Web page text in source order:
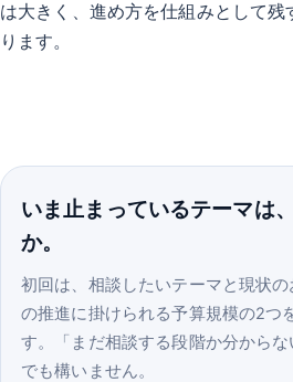
は大きく、進め方を仕組みとして残
ります。
いま止まっているテーマは
か。
初回は、相談したいテーマと現状
の推進に掛けられる予算規模の2つ
す。「まだ相談する段階か分から
でも構いません。